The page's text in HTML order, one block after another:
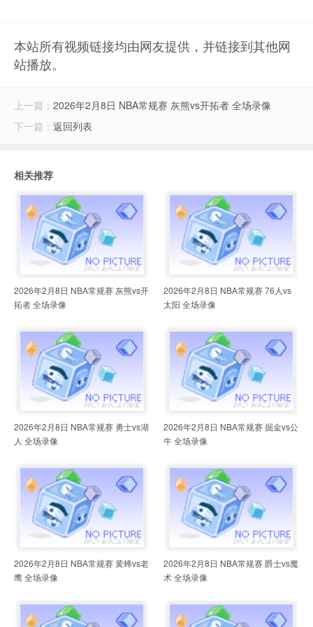
本站所有视频链接均由网友提供，并链接到其他网
站播放。
上一篇： 2026年2月8日 NBA常规赛 灰熊vs开拓者 全场录像
下一篇： 返回列表
相关推荐
2026年2月8日 NBA常规赛 灰熊vs开
拓者 全场录像
2026年2月8日 NBA常规赛 76人vs
太阳 全场录像
2026年2月8日 NBA常规赛 勇士vs湖
人 全场录像
2026年2月8日 NBA常规赛 掘金vs公
牛 全场录像
2026年2月8日 NBA常规赛 黄蜂vs老
鹰 全场录像
2026年2月8日 NBA常规赛 爵士vs魔
术 全场录像